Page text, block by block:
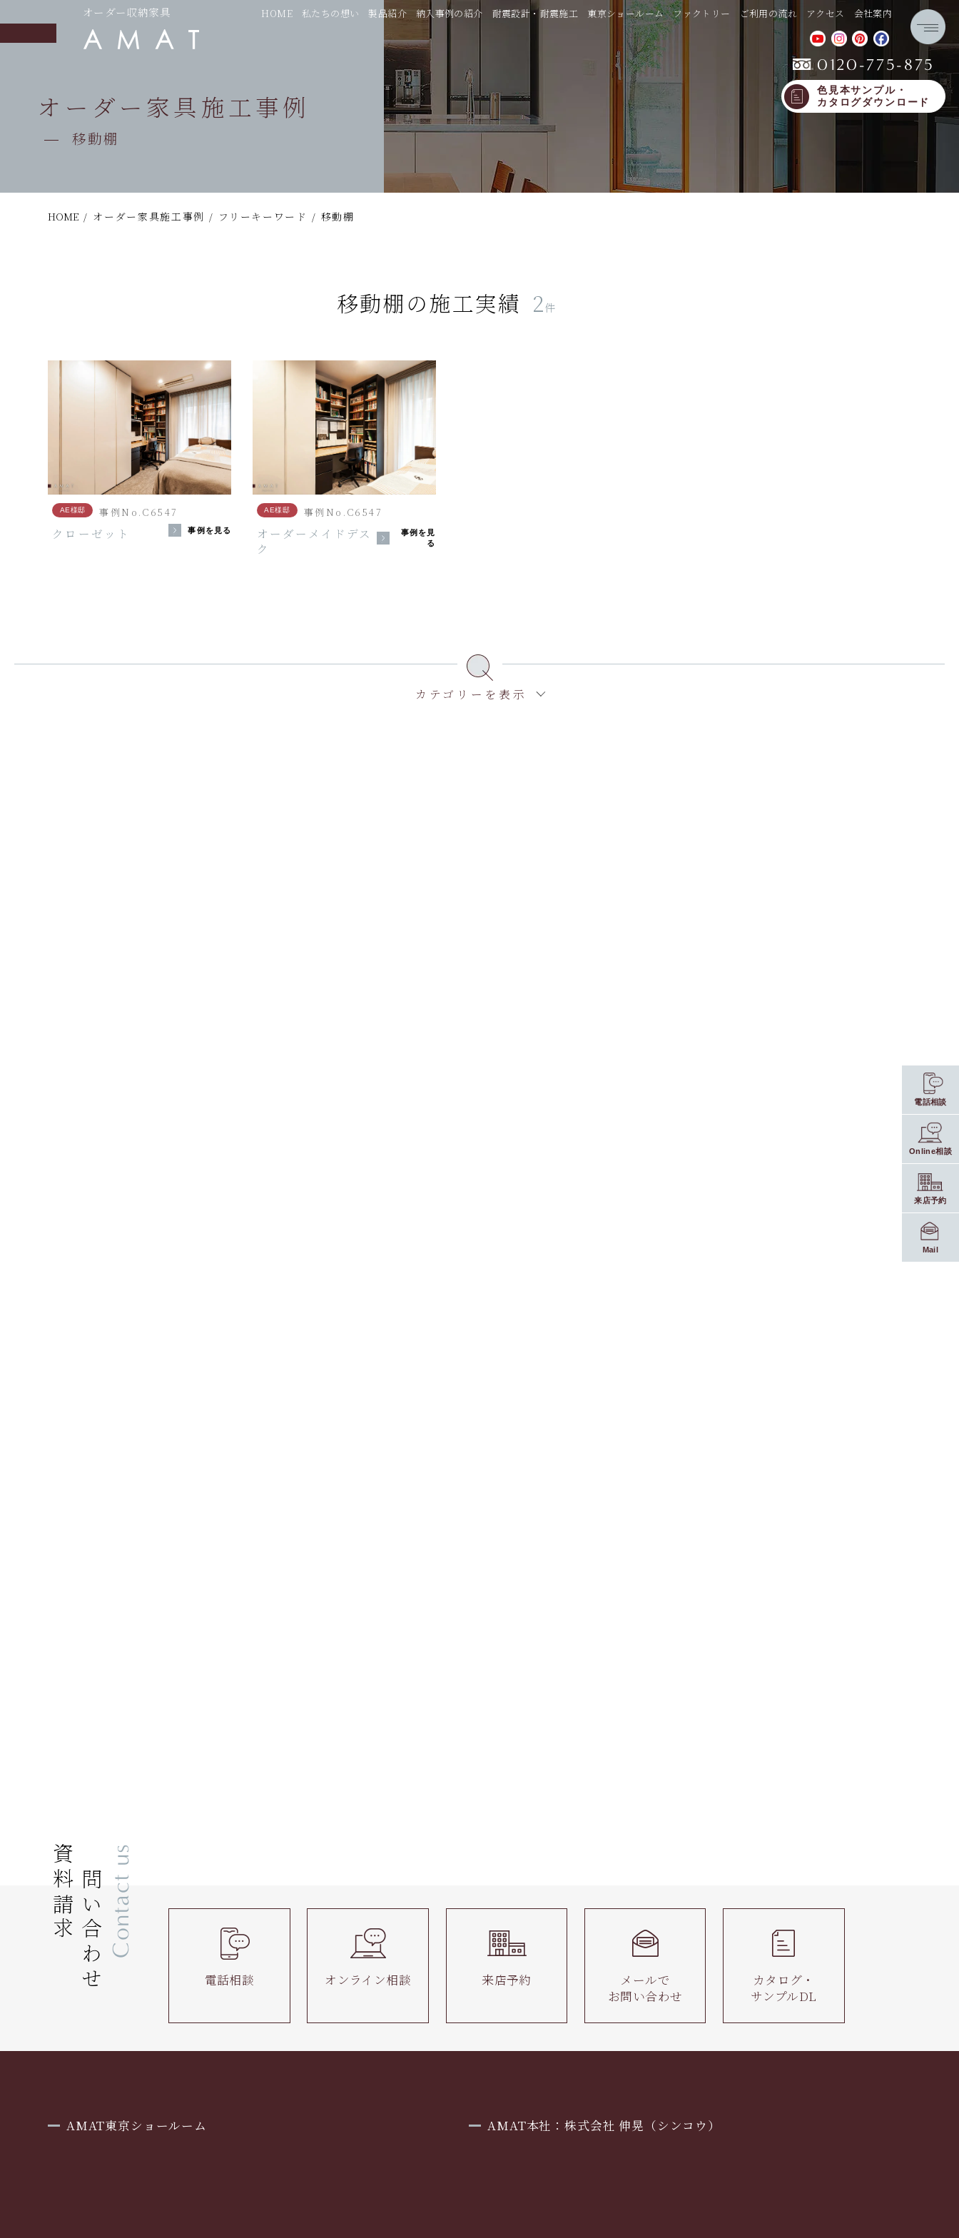
オーダー収納家具 HOME 私たちの想い 製品紹介 納入事例の紹介 耐震設計・耐震施工 東京ショールーム ファクトリー ご利用の流れ アクセス 会社案内
0120-775-875
色見本サンプル・
カタログダウンロード
オーダー家具施工事例
移動棚
HOME / オーダー家具施工事例 / フリーキーワード / 移動棚
移動棚の施工実績 2件
AE様邸 事例No.C6547
クローゼット 事例を見る
AE様邸 事例No.C6547
オーダーメイドデス
ク
事例を見
る
カテゴリーを表示
Contact us
お問い合わせ
資料請求
電話相談 オンライン相談 来店予約
メールで
お問い合わせ
カタログ・
サンプルDL
AMAT東京ショールーム AMAT本社：株式会社 伸晃（シンコウ）
電話相談
Online相談
来店予約
Mail